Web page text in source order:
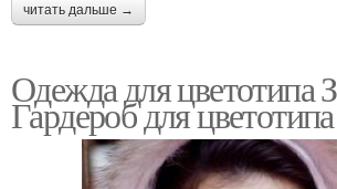
читать дальше →
Одежда для цветотипа
Гардероб для